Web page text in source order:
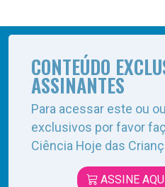
CONTEÚDO
ASSINANTES
Para acessar este ou
exclusivos por favor
Ciência Hoje das
ASSINE